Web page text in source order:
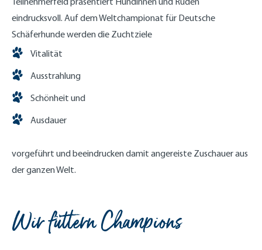
eindrucksvoll. Auf dem Weltchampionat für Deutsche
Schäferhunde werden die Zuchtziele
Vitalität
Ausstrahlung
Schönheit und
Ausdauer
vorgeführt und beeindrucken damit angereiste Zuschauer aus
der ganzen Welt.
Wir füttern Champions